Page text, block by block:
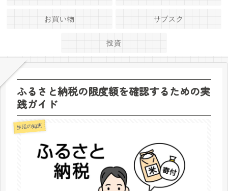
お買い物 サブスク
投資
ふるさと納税の限度額を確認するための実
践ガイド
生活の知恵